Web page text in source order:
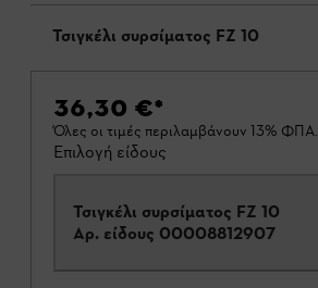
Τσιγκέλι συρσίματος FZ 10
36,30 €*
Όλες οι τιμές περιλαμβάνουν 13% ΦΠΑ.
Επιλογή είδους
Τσιγκέλι συρσίματος FZ 10
Αρ. είδους 00008812907